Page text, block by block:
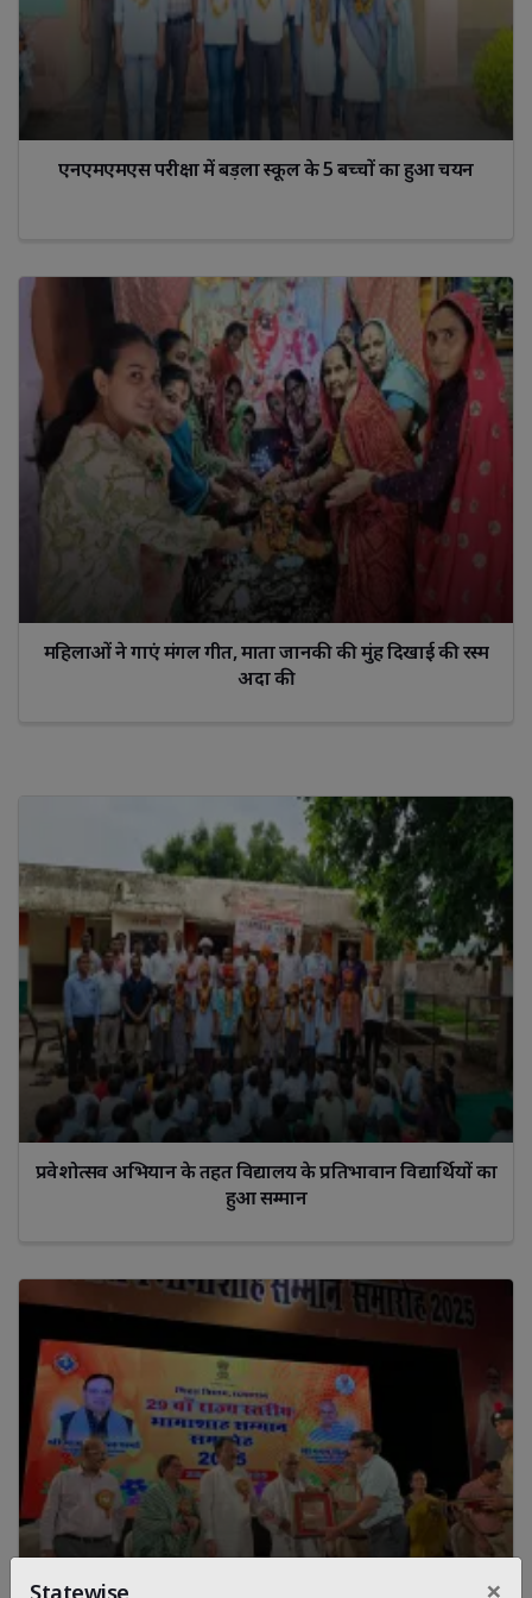
एनएमएमएस परीक्षा में बड़ला स्कूल के 5 बच्चों का हुआ चयन
महिलाओं ने गाएं मंगल गीत, माता जानकी की मुंह दिखाई की रस्म
अदा की
प्रवेशोत्सव अभियान के तहत विद्यालय के प्रतिभावान विद्यार्थियों का
हुआ सम्मान
Statewise